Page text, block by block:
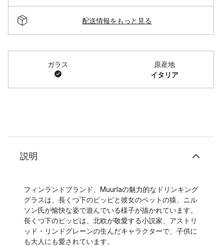
配送情報をもっと見る
ガラス
原産地
イタリア
説明
フィンランドブランド、Muurlaの魅力的なドリンキング
グラスは、長くつ下のピッピと彼女のペットの猿、ニル
ソン氏が愉快な姿で遊んでいる様子が描かれています。
長くつ下のピッピは、北欧が敬愛する小説家、アストリ
ッド・リンドグレーンの生んだキャラクターで、子供に
も大人にも愛されています。